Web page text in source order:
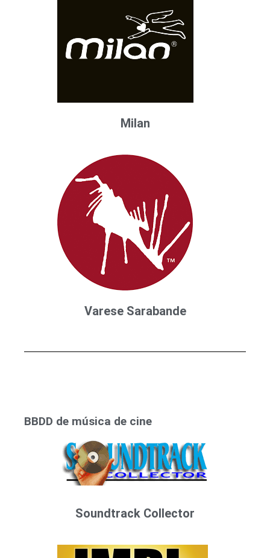
Milan
Varese Sarabande
BBDD de música de cine
Soundtrack Collector